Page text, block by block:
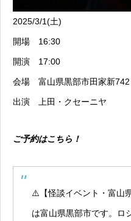
2025/3/1(土)
開場 16:30
開演 17:00
会場 富山県黒部市田家新742
出演 上田・クセーニヤ
ご予約はこちら！
⚠️【怪談イベント・富山
は富山県黒部市です。ロ